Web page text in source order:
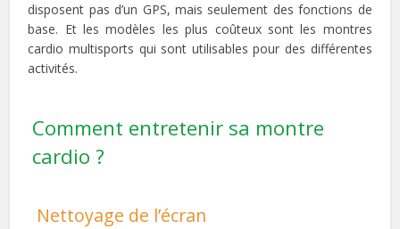
disposent pas d’un GPS, mais seulement des fonctions de
base. Et les modèles les plus coûteux sont les montres
cardio multisports qui sont utilisables pour des différentes
activités.
Comment entretenir sa montre
cardio ?
Nettoyage de l’écran